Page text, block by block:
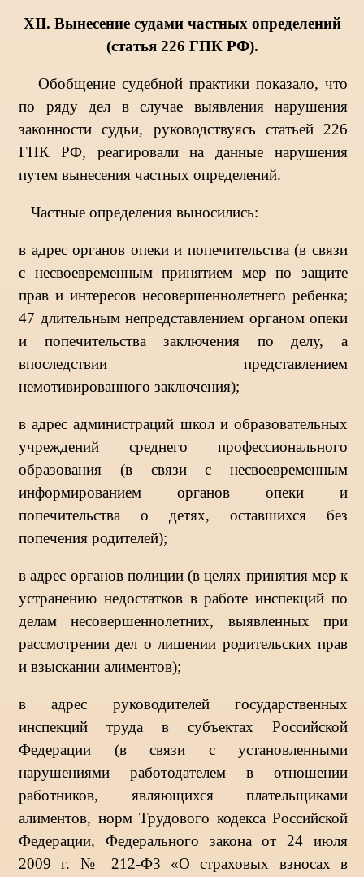
XII. Вынесение судами частных определений
(статья 226 ГПК РФ).
Обобщение судебной практики показало, что
по ряду дел в случае выявления нарушения
законности судьи, руководствуясь статьей 226
ГПК РФ, реагировали на данные нарушения
путем вынесения частных определений.
Частные определения выносились:
в адрес органов опеки и попечительства (в связи
с несвоевременным принятием мер по защите
прав и интересов несовершеннолетнего ребенка;
47 длительным непредставлением органом опеки
и попечительства заключения по делу, а
впоследствии представлением
немотивированного заключения);
в адрес администраций школ и образовательных
учреждений среднего профессионального
образования (в связи с несвоевременным
информированием органов опеки и
попечительства о детях, оставшихся без
попечения родителей);
в адрес органов полиции (в целях принятия мер к
устранению недостатков в работе инспекций по
делам несовершеннолетних, выявленных при
рассмотрении дел о лишении родительских прав
и взыскании алиментов);
в адрес руководителей государственных
инспекций труда в субъектах Российской
Федерации (в связи с установленными
нарушениями работодателем в отношении
работников, являющихся плательщиками
алиментов, норм Трудового кодекса Российской
Федерации, Федерального закона от 24 июля
2009 г. № 212-ФЗ «О страховых взносах в